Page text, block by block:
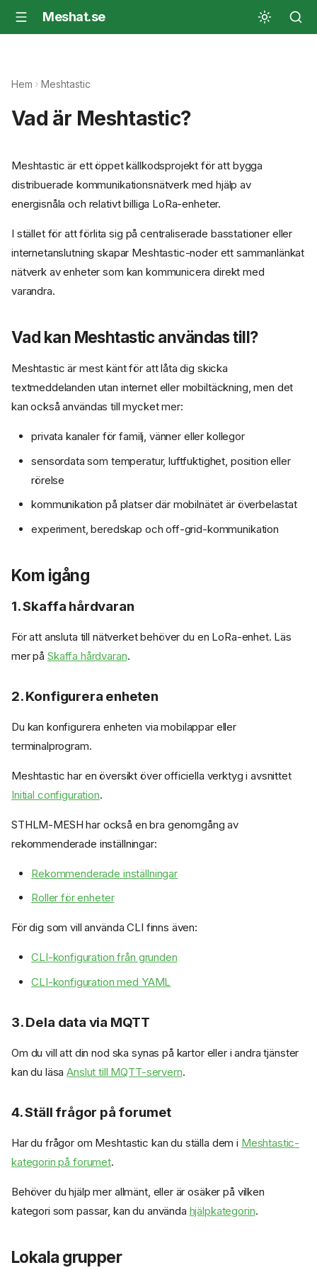
Meshat.se
Hem Meshtastic
Vad är Meshtastic?
Meshtastic är ett öppet källkodsprojekt för att bygga
distribuerade kommunikationsnätverk med hjälp av
energisnåla och relativt billiga LoRa-enheter.
I stället för att förlita sig på centraliserade basstationer eller
internetanslutning skapar Meshtastic-noder ett sammanlänkat
nätverk av enheter som kan kommunicera direkt med
varandra.
Vad kan Meshtastic användas till?
Meshtastic är mest känt för att låta dig skicka
textmeddelanden utan internet eller mobiltäckning, men det
kan också användas till mycket mer:
privata kanaler för familj, vänner eller kollegor
sensordata som temperatur, luftfuktighet, position eller
rörelse
kommunikation på platser där mobilnätet är överbelastat
experiment, beredskap och off-grid-kommunikation
Kom igång
1. Skaffa hårdvaran
För att ansluta till nätverket behöver du en LoRa-enhet. Läs
mer på Skaffa hårdvaran.
2. Konfigurera enheten
Du kan konfigurera enheten via mobilappar eller
terminalprogram.
Meshtastic har en översikt över officiella verktyg i avsnittet
Initial configuration.
STHLM-MESH har också en bra genomgång av
rekommenderade inställningar:
Rekommenderade inställningar
Roller för enheter
För dig som vill använda CLI finns även:
CLI-konfiguration från grunden
CLI-konfiguration med YAML
3. Dela data via MQTT
Om du vill att din nod ska synas på kartor eller i andra tjänster
kan du läsaAnslut till MQTT-servern.
4. Ställ frågor på forumet
Har du frågor om Meshtastic kan du ställa dem i Meshtastic-
kategorin på forumet.
Behöver du hjälp mer allmänt, eller är osäker på vilken
kategori som passar, kan du använda hjälpkategorin.
Lokala grupper